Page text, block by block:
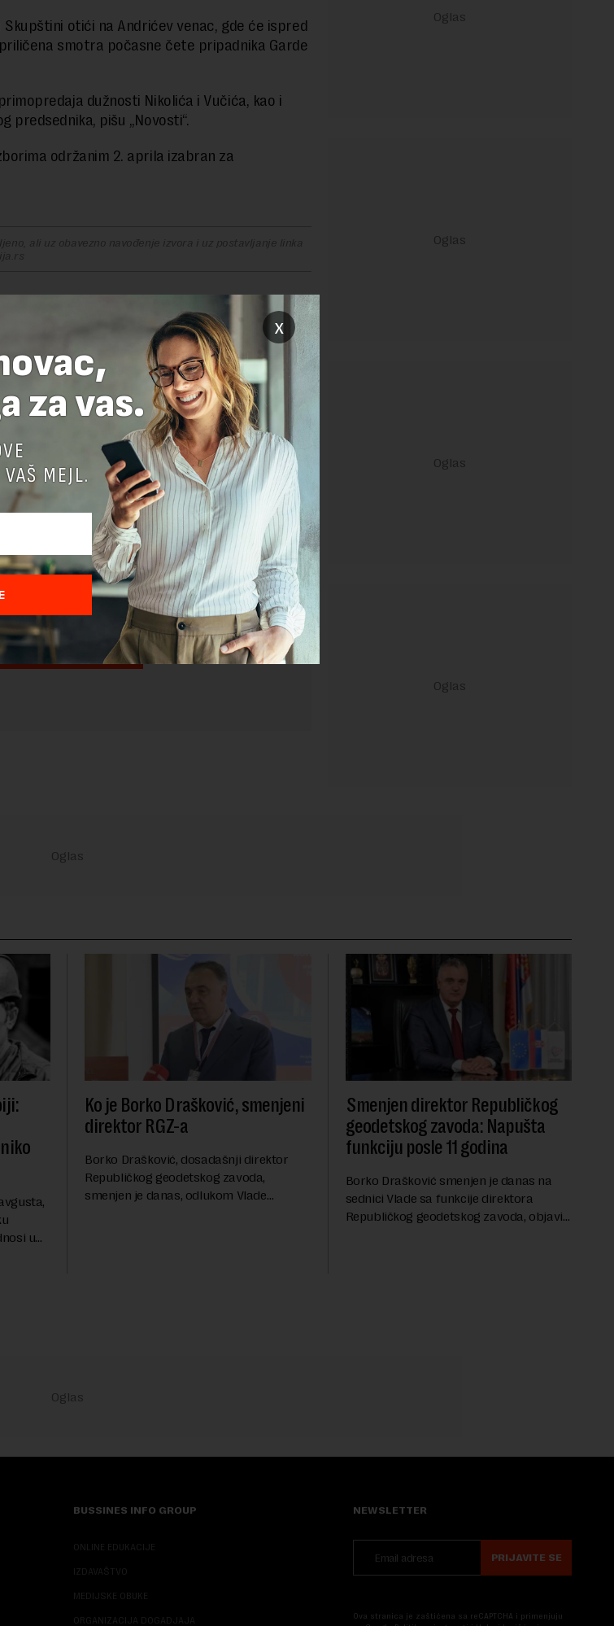
otići na Andrićev venac, gde će ispred
smotra počasne čete pripadnika Garde
dužnosti Nikolića i Vučića, kao i
predsednika, pišu „Novosti“.
održanim 2. aprila izabran za
ali uz obavezno navođenje izvora i uz postavljanje linka
da se upoznate sapravilima komentarisanja i pravilima
i Google.Google Politika PrivatnostiiGoogle Uslovi
u
Ko je Borko Drašković, smenjeni
direktor RGZ-a
Borko Drašković, dosadašnji direktor
Republičkog geodetskog zavoda,
smenjen je danas, odlukom Vlade
Smenjen direktor Republičkog
geodetskog zavoda: Napušta
funkciju posle 11 godina
Borko Drašković smenjen je danas na
sednici Vlade sa funkcije direktora
Republičkog geodetskog zavoda, objavio
BUSSINES INFO GROUP
ONLINE EDUKACIJE
IZDAVAŠTVO
MEDIJSKE OBUKE
ORGANIZACIJA DOGADJAJA
NEWSLETTER
PRIJAVITE SE
Ova stranica je zaštićena sa reCAPTCHA i primenjuju
x
za vas.
MEJL.